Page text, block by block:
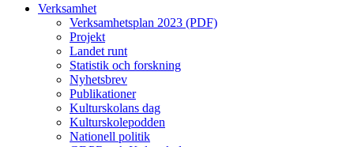
Verksamhet
Verksamhetsplan 2023 (PDF)
Projekt
Landet runt
Statistik och forskning
Nyhetsbrev
Publikationer
Kulturskolans dag
Kulturskolepodden
Nationell politik